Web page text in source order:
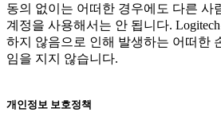
동의 없이는 어떠한 경우에도 다른 사
계정을 사용해서는 안 됩니다.
하지 않음으로 인해 발생하는 어떠한
임을 지지 않습니다.
개인정보 보호정책